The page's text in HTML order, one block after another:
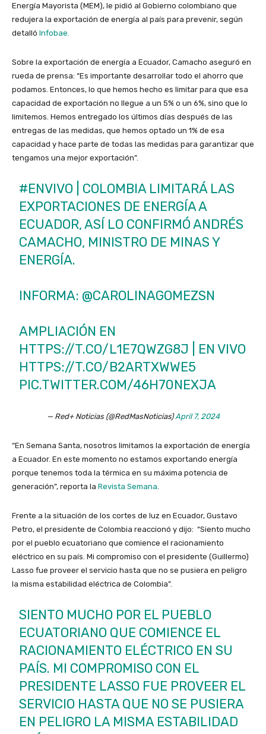
Energía Mayorista (MEM), le pidió al Gobierno colombiano que
redujera la exportación de energía al país para prevenir, según
detalló Infobae.
Sobre la exportación de energía a Ecuador, Camacho aseguró en
rueda de prensa: “Es importante desarrollar todo el ahorro que
podamos. Entonces, lo que hemos hecho es limitar para que esa
capacidad de exportación no llegue a un 5% o un 6%, sino que lo
limitemos. Hemos entregado los últimos días después de las
entregas de las medidas, que hemos optado un 1% de esa
capacidad y hace parte de todas las medidas para garantizar que
tengamos una mejor exportación”.
#ENVIVO | COLOMBIA LIMITARÁ LAS
EXPORTACIONES DE ENERGÍA A
ECUADOR, ASÍ LO CONFIRMÓ ANDRÉS
CAMACHO, MINISTRO DE MINAS Y
ENERGÍA.
INFORMA: @CAROLINAGOMEZSN
AMPLIACIÓN EN
HTTPS://T.CO/L1E7QWZG8J | EN VIVO
HTTPS://T.CO/B2ARTXWWE5
PIC.TWITTER.COM/46H70NEXJA
— Red+ Noticias (@RedMasNoticias)April 7, 2024
“En Semana Santa, nosotros limitamos la exportación de energía
a Ecuador. En este momento no estamos exportando energía
porque tenemos toda la térmica en su máxima potencia de
generación”, reporta la Revista Semana
Frente a la situación de los cortes de luz en Ecuador, Gustavo
Petro, el presidente de Colombia reaccionó y dijo: “Siento mucho
por el pueblo ecuatoriano que comience el racionamiento
eléctrico en su país. Mi compromiso con el presidente (Guillermo)
Lasso fue proveer el servicio hasta que no se pusiera en peligro
la misma estabilidad eléctrica de Colombia”.
SIENTO MUCHO POR EL PUEBLO
ECUATORIANO QUE COMIENCE EL
RACIONAMIENTO ELÉCTRICO EN SU
PAÍS. MI COMPROMISO CON EL
PRESIDENTE LASSO FUE PROVEER EL
SERVICIO HASTA QUE NO SE PUSIERA
EN PELIGRO LA MISMA ESTABILIDAD